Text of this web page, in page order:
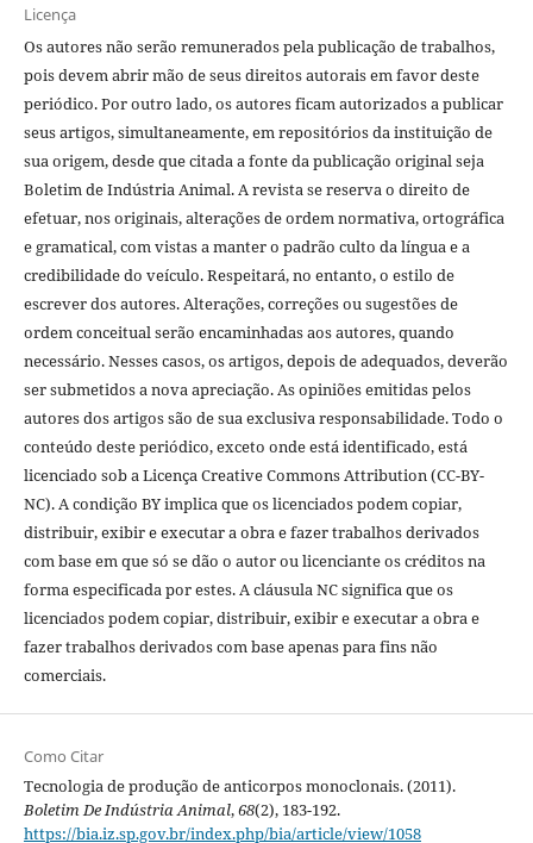
Licença
Os autores não serão remunerados pela publicação de trabalhos,
pois devem abrir mão de seus direitos autorais em favor deste
periódico. Por outro lado, os autores ficam autorizados a publicar
seus artigos, simultaneamente, em repositórios da instituição de
sua origem, desde que citada a fonte da publicação original seja
Boletim de Indústria Animal. A revista se reserva o direito de
efetuar, nos originais, alterações de ordem normativa, ortográfica
e gramatical, com vistas a manter o padrão culto da língua e a
credibilidade do veículo. Respeitará, no entanto, o estilo de
escrever dos autores. Alterações, correções ou sugestões de
ordem conceitual serão encaminhadas aos autores, quando
necessário. Nesses casos, os artigos, depois de adequados, deverão
ser submetidos a nova apreciação. As opiniões emitidas pelos
autores dos artigos são de sua exclusiva responsabilidade. Todo o
conteúdo deste periódico, exceto onde está identificado, está
licenciado sob a Licença Creative Commons Attribution (CC-BY-
NC). A condição BY implica que os licenciados podem copiar,
distribuir, exibir e executar a obra e fazer trabalhos derivados
com base em que só se dão o autor ou licenciante os créditos na
forma especificada por estes. A cláusula NC significa que os
licenciados podem copiar, distribuir, exibir e executar a obra e
fazer trabalhos derivados com base apenas para fins não
comerciais.
Como Citar
Tecnologia de produção de anticorpos monoclonais. (2011).
Boletim De Indústria Animal,68(2), 183-192.
https://bia.iz.sp.gov.br/index.php/bia/article/view/1058